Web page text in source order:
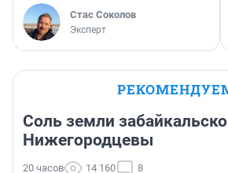
Стас Соколов
Эксперт
Соль земли
Нижегородцевы
20 часов 14 160 8